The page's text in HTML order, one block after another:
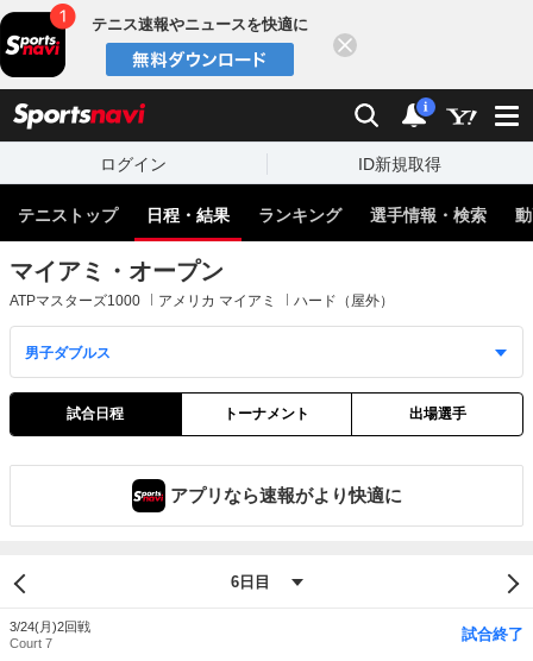
テニス速報やニュースを快適に
検索 通知
i
ログイン ID新規取得
テニストップ 日程・結果 ランキング 選手情報・検索
マイアミ・オープン
ATPマスターズ1000 アメリカ マイアミ ハード（屋外）
試合日程 トーナメント 出場選手
アプリなら速報がより快適に
3/24(月)2回戦
Court 7
試合終了